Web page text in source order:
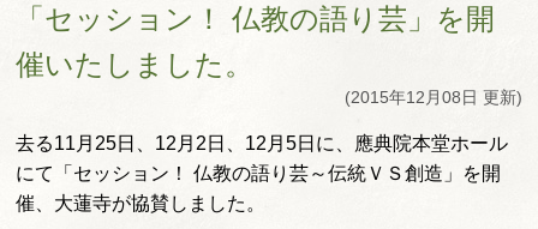
「セッション！ 仏教の語り芸」を開
催いたしました。
(2015年12月08日 更新)
去る11月25日、12月2日、12月5日に、應典院本堂ホール
にて「セッション！ 仏教の語り芸～伝統ＶＳ創造」を開
催、大蓮寺が協賛しました。